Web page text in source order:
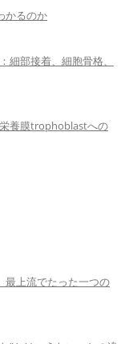
かるのか
部接着、細胞骨格、
養膜trophoblastへの
最上流でたった一つの